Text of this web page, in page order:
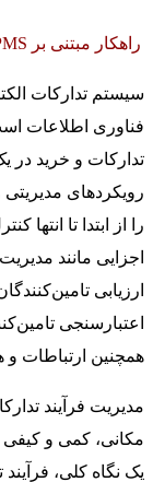
راهکار مبتنی بر BPMS
سیستم تدارکات
فناوری اطلاعات
تدارکات و خرید در
رویکردهای مدیریتی
را از ابتدا تا
اجزایی مانند
ارزیابی
اعتبارسنجی
همچنین ارتباطات و
مدیریت فرآیند
مکانی، کمی و کیفی
یک نگاه کلی،